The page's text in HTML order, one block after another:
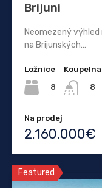
Brijuni
Neomezený
na Brijunských…
Ložnice
8
Koupelna
8
Na prodej
2.160.000€
Featured